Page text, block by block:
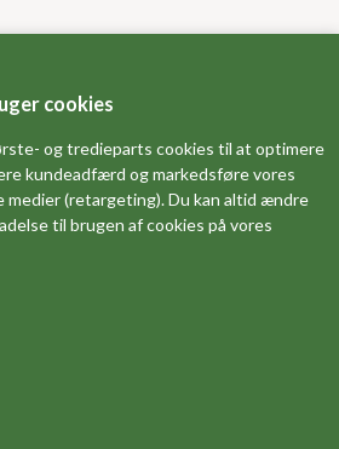
cookies
og tredieparts cookies til at optimere
kundeadfærd og markedsføre vores
medier (retargeting). Du kan altid ændre
til brugen af cookies på vores